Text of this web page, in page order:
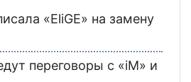
«EliGE» на замену
переговоры с «iM» и